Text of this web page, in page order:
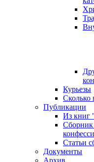
Курьезы
Публикации
Из книг
Сборник
Статьи
Документы